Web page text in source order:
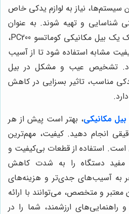
سیستم‌ها، نیاز به لوازم یدکی خاص
شناسایی و تهیه شوند. به عنوان
مثال، برای سیستم هیدرولیک یک بیل مکانیکی کوماتسو PC200،
مشابه استفاده شود تا از آسیب
تشخیص عیب و مشکل در بیل
مناسب، تاثیر بسزایی در کاهش
بیل مکانیکی، بهتر است پیش از هر
انجام دهید. کیفیت، مهم‌ترین
است. استفاده از قطعات بی‌کیفیت و
مفید دستگاه را به شدت کاهش
به آسیب‌های جدی‌تر و هزینه‌های
و متخصص، می‌توانند با ارائه
ارزشمند، شما را در